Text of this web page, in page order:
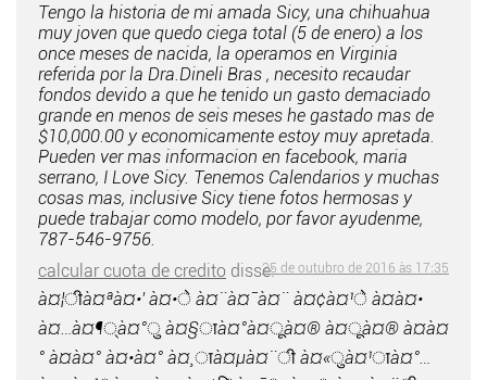
Tengo la historia de mi amada Sicy, una chihuahua
muy joven que quedo ciega total (5 de enero) a los
once meses de nacida, la operamos en Virginia
referida por la Dra.Dineli Bras , necesito recaudar
fondos devido a que he tenido un gasto demaciado
grande en menos de seis meses he gastado mas de
$10,000.00 y economicamente estoy muy apretada.
Pueden ver mas informacion en facebook, maria
serrano, I Love Sicy. Tenemos Calendarios y muchas
cosas mas, inclusive Sicy tiene fotos hermosas y
puede trabajar como modelo, por favor ayudenme,
787-546-9756.
calcular cuota de credito disse:25 de outubro de 2016 às 17:35
à¤¦ीà¤ªà¤•' à¤•े à¤¨à¤¯à¤¨ à¤¢à¤¹े à¤à¤•
à¤…à¤¶्à¤°ु à¤§ाà¤°à¤ूà¤® à¤ूà¤® à¤à¤
° à¤à¤° à¤•à¤° à¤¸ाà¤µà¤¨ी à¤«ुà¤¹ाà¤°…